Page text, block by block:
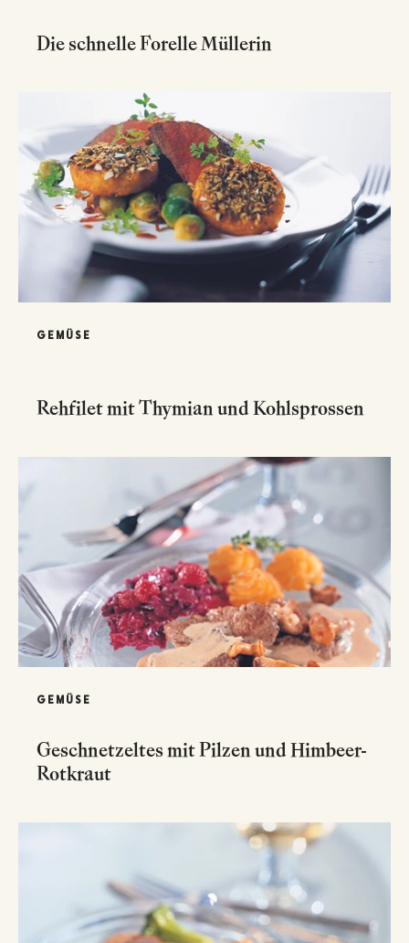
Die schnelle Forelle Müllerin
GEMÜSE
Rehfilet mit Thymian und Kohlsprossen
GEMÜSE
Geschnetzeltes mit Pilzen und Himbeer-
Rotkraut